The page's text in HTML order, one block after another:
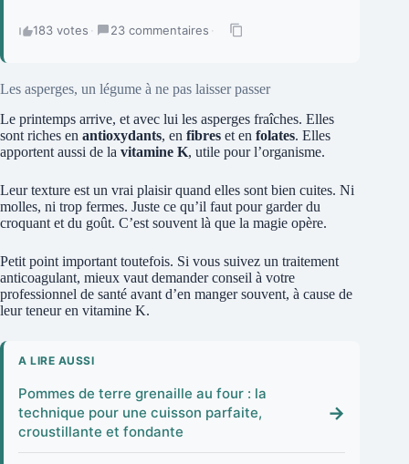
183 votes · 23 commentaires ·
Les asperges, un légume à ne pas laisser passer
Le printemps arrive, et avec lui les asperges fraîches. Elles
sont riches en antioxydants, en fibres et en folates. Elles
apportent aussi de la vitamine K, utile pour l’organisme.
Leur texture est un vrai plaisir quand elles sont bien cuites. Ni
molles, ni trop fermes. Juste ce qu’il faut pour garder du
croquant et du goût. C’est souvent là que la magie opère.
Petit point important toutefois. Si vous suivez un traitement
anticoagulant, mieux vaut demander conseil à votre
professionnel de santé avant d’en manger souvent, à cause de
leur teneur en vitamine K.
A LIRE AUSSI
Pommes de terre grenaille au four : la
technique pour une cuisson parfaite,
croustillante et fondante
→